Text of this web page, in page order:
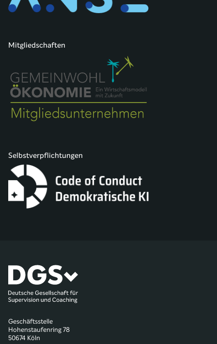
Mitgliedschaften
Selbstverpflichtungen
Geschäftsstelle
Hohenstaufenring 78
50674 Köln